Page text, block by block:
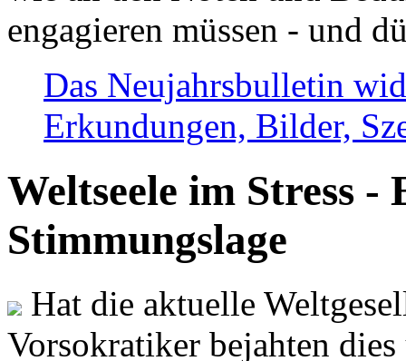
engagieren müssen - und
Das Neujahrsbulletin
Erkundungen, Bilder,
Weltseele im Stress -
Stimmungslage
Hat die aktuelle
Vorsokratiker bejahten